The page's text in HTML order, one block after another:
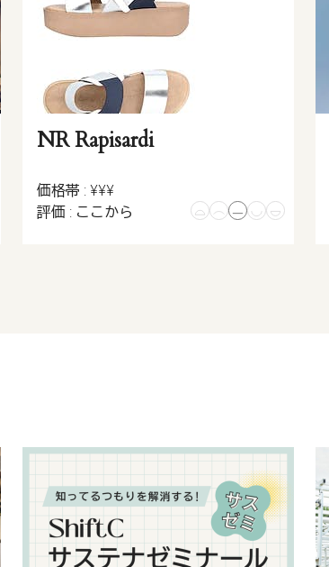
NR Rapisardi
価格帯 : ¥¥¥
評価 : ここから